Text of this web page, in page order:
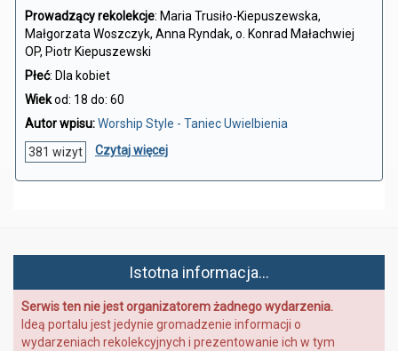
Prowadzący rekolekcje: Maria Trusiło-Kiepuszewska,
Małgorzata Woszczyk, Anna Ryndak, o. Konrad Małachwiej
OP, Piotr Kiepuszewski
Płeć: Dla kobiet
Wiekod: 18 do: 60
Autor wpisu:Worship Style - Taniec Uwielbienia
381 wizyt
Czytaj więcej
Istotna informacja...
Serwis ten nie jest organizatorem żadnego wydarzenia.
Ideą portalu jest jedynie gromadzenie informacji o
wydarzeniach rekolekcyjnych i prezentowanie ich w tym